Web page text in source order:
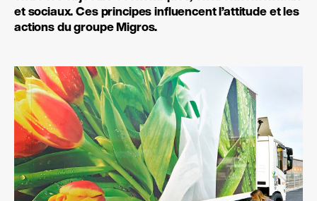
et sociaux. Ces principes influencent l’attitude et les
actions du groupe Migros.